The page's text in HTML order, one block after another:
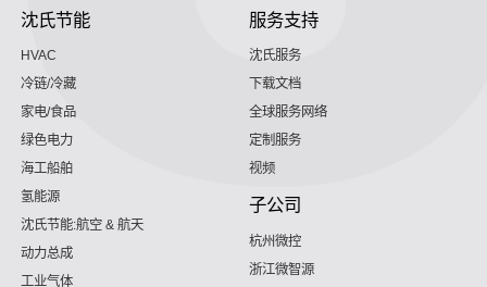
沈氏节能
HVAC
冷链/冷藏
家电/食品
绿色电力
海工船舶
氢能源
沈氏节能:航空 & 航天
动力总成
工业气体
服务支持
沈氏服务
下载文档
全球服务网络
定制服务
视频
子公司
杭州微控
浙江微智源